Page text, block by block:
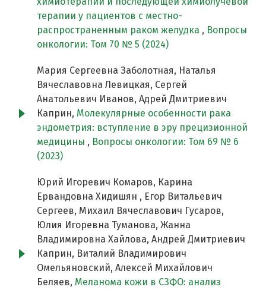
терапии у пациентов с местно-
распространенным раком желудка , Вопросы
онкологии: Том 70 № 5 (2024)
Мария Сергеевна Заболотная, Наталья
Вячеславовна Левицкая, Сергей
Анатольевич Иванов, Адрей Дмитриевич
Каприн, Молекулярные особенности рака
эндометрия: вступление в эру прецизионной
медицины , Вопросы онкологии: Том 69 № 6
(2023)
Юрий Игоревич Комаров, Карина
Ервандовна Хидишян , Егор Витальевич
Сергеев, Михаил Вячеславович Гусаров,
Юлия Игоревна Туманова, Жанна
Владимировна Хайлова, Андрей Дмитриевич
Каприн, Виталий Владимирович
Омельяновский, Алексей Михайлович
Беляев, Меланома кожи в СЗФО: анализ